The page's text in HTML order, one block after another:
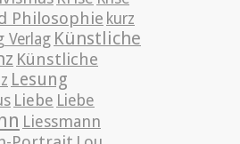
Philosophie kurz
Verlag Künstliche
Künstliche
Lesung
Liebe Liebe
Liessmann